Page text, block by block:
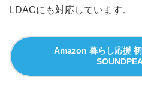
LDACにも対応しています。
Amazon 暮らし応援